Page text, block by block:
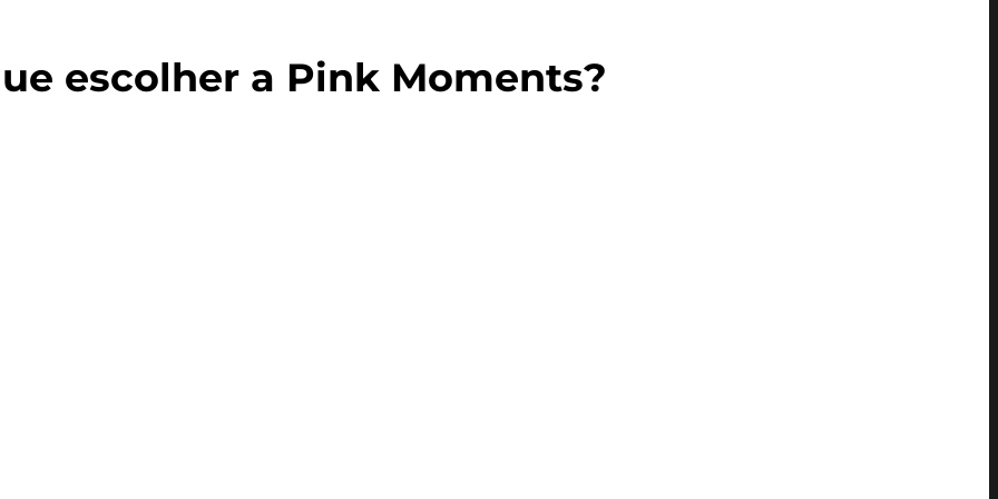
escolher a Pink Moments?